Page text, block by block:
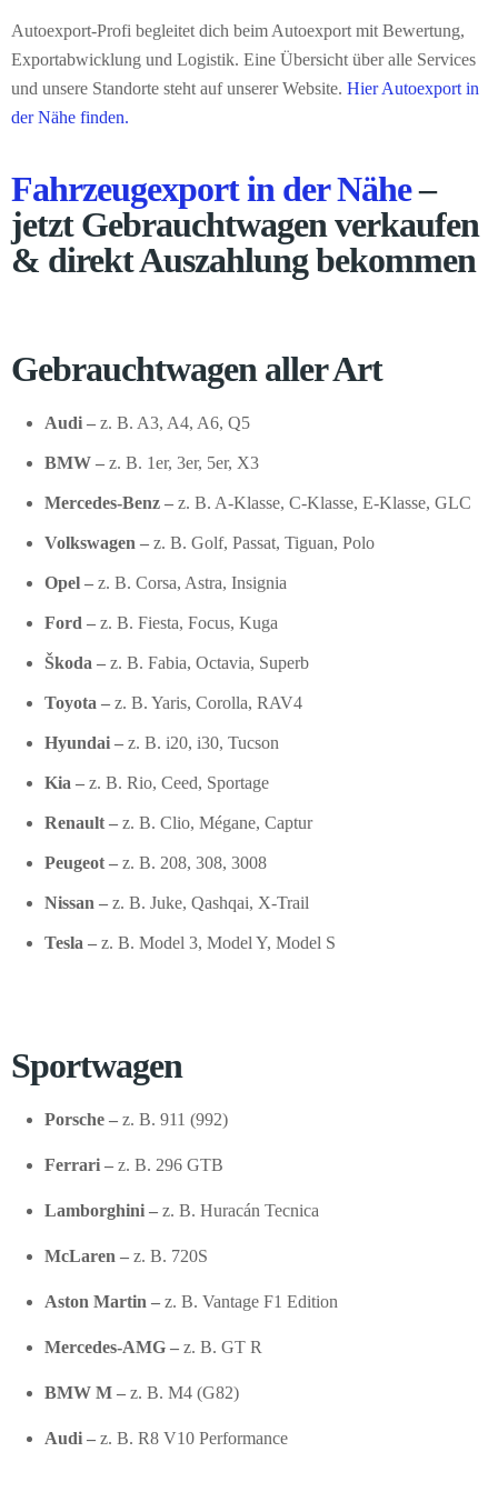
Autoexport-Profi begleitet dich beim Autoexport mit Bewertung,
Exportabwicklung und Logistik. Eine Übersicht über alle Services
und unsere Standorte steht auf unserer Website. Hier Autoexport in
der Nähe finden.
Fahrzeugexport in der Nähe–
jetzt Gebrauchtwagen verkaufen
& direkt Auszahlung bekommen
Gebrauchtwagen aller Art
Audi – z. B. A3, A4, A6, Q5
BMW – z. B. 1er, 3er, 5er, X3
Mercedes-Benz – z. B. A-Klasse, C-Klasse, E-Klasse, GLC
Volkswagen – z. B. Golf, Passat, Tiguan, Polo
Opel – z. B. Corsa, Astra, Insignia
Ford – z. B. Fiesta, Focus, Kuga
Škoda – z. B. Fabia, Octavia, Superb
Toyota – z. B. Yaris, Corolla, RAV4
Hyundai – z. B. i20, i30, Tucson
Kia – z. B. Rio, Ceed, Sportage
Renault – z. B. Clio, Mégane, Captur
Peugeot – z. B. 208, 308, 3008
Nissan – z. B. Juke, Qashqai, X-Trail
Tesla – z. B. Model 3, Model Y, Model S
Sportwagen
Porsche – z. B. 911 (992)
Ferrari – z. B. 296 GTB
Lamborghini – z. B. Huracán Tecnica
McLaren – z. B. 720S
Aston Martin – z. B. Vantage F1 Edition
Mercedes-AMG – z. B. GT R
BMW M – z. B. M4 (G82)
Audi – z. B. R8 V10 Performance